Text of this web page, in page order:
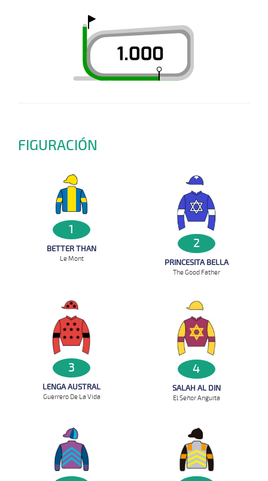
FIGURACIÓN
1
BETTER THAN
Le Mont
2
PRINCESITA BELLA
The Good Father
3
LENGA AUSTRAL
Guerrero De La Vida
4
SALAH AL DIN
El Señor Anguita